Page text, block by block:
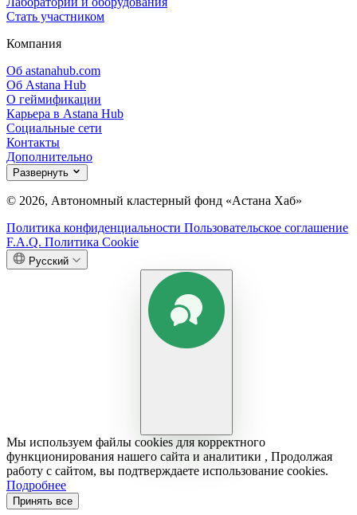
Стать участником
Компания
Об astanahub.com
Об Astana Hub
О геймификации
Карьера в Astana Hub
Социальные сети
Контакты
Дополнительно
Развернуть
© 2026, Автономный кластерный фонд «Астана Хаб»
Политика конфиденциальности Пользовательское соглашение
F.A.Q. Политика Cookie
Русский
Мы используем файлы cookies для корректного
функционирования нашего сайта и аналитики , Продолжая
работу с сайтом, вы подтверждаете использование cookies.
Подробнее
Принять все